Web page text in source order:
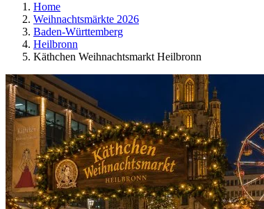
Home
Weihnachtsmärkte 2026
Baden-Württemberg
Heilbronn
Käthchen Weihnachtsmarkt Heilbronn